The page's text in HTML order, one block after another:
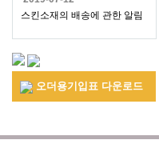
스킨소재의 배송에 관한 알림
오더용기입표 다운로드